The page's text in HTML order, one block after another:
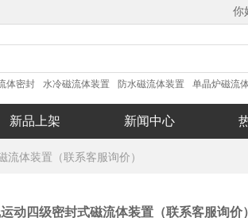
你
体密封 水冷磁流体装置 防水磁流体装置
单晶炉磁流
新品上架 新闻中心
流体装置（联系客服询价）
动四级密封式磁流体装置（联系客服询价）